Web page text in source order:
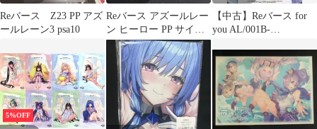
Reバース Z23 PP アズ
ールレーン3 psa10
Reバース アズールレー
ン ヒーロー PP サイン
カード
【中古】Reバース for
you AL/001B-
(長縄まりあ虹箔押しサ
イン入り)
5%OFF